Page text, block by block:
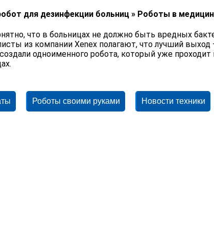
для дезинфекции больниц » Роботы в
что в больницах не должно быть вредных
из компании Xenex полагают, что лучший
одноименного робота, который уже
Роботы своими руками Новости техники